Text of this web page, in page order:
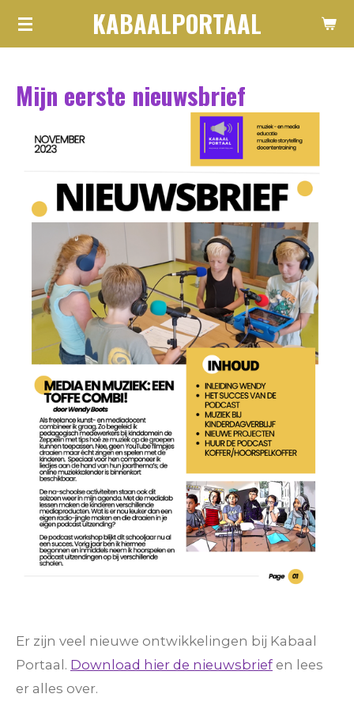
Ga
de
hoofdinhoud
KABAALPORTAAL
Mijn eerste nieuwsbrief
Er zijn veel nieuwe ontwikkelingen bij Kabaal
Portaal. Download hier de nieuwsbrief en lees
er alles over.